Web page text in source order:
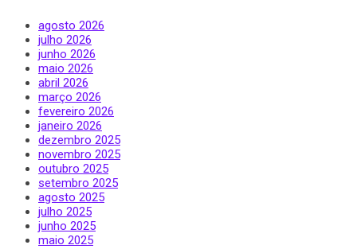
agosto 2026
julho 2026
junho 2026
maio 2026
abril 2026
março 2026
fevereiro 2026
janeiro 2026
dezembro 2025
novembro 2025
outubro 2025
setembro 2025
agosto 2025
julho 2025
junho 2025
maio 2025